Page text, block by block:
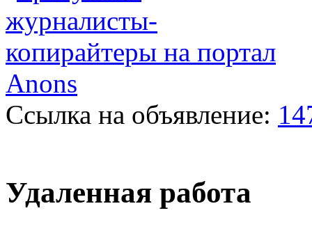
Ссылка на объявление:
Удаленная работа